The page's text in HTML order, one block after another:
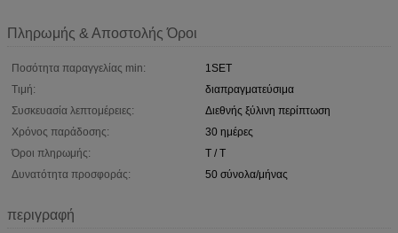
Πληρωμής & Αποστολής Όροι
Ποσότητα παραγγελίας min:
1SET
Τιμή:
διαπραγματεύσιμα
Συσκευασία λεπτομέρειες:
Διεθνής ξύλινη περίπτωση
Χρόνος παράδοσης:
30 ημέρες
Όροι πληρωμής:
T / T
Δυνατότητα προσφοράς:
50 σύνολα/μήνας
περιγραφή